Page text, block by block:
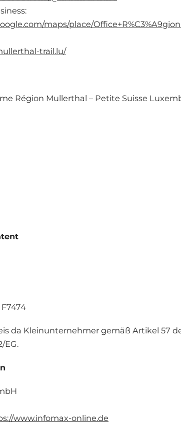
maps/place/
trail.lu/
Région Mullerthal – Petite Suisse
da Kleinunternehmer gemäß Artikel 57
EG.
www.infomax-online.de